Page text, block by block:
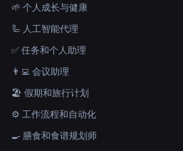
🌱 个人成长与健康
🦾 人工智能代理
✅ 任务和个人助理
👨‍💻 会议助理
🏖 假期和旅行计划
⚙️ 工作流程和自动化
🍳 膳食和食谱规划师